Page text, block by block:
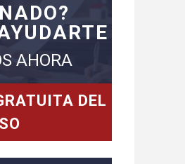
AHORA
DEL